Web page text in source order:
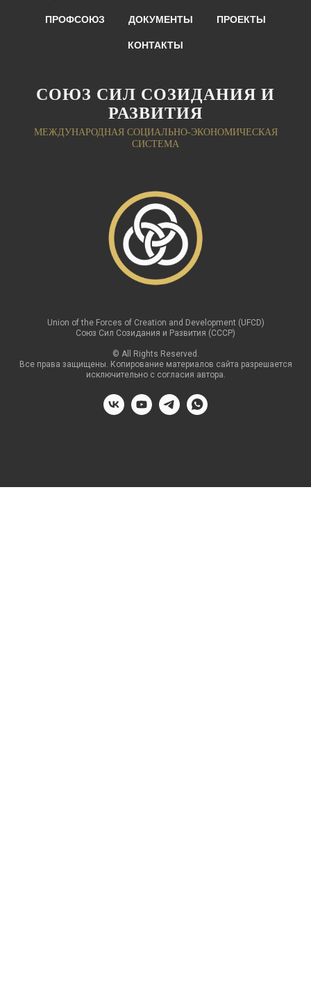
ПРОФСОЮЗ ДОКУМЕНТЫ ПРОЕКТЫ
КОНТАКТЫ
СОЮЗ СИЛ СОЗИДАНИЯ И
РАЗВИТИЯ
МЕЖДУНАРОДНАЯ СОЦИАЛЬНО-ЭКОНОМИЧЕСКАЯ
СИСТЕМА
Union of the Forces of Creation and Development (UFCD)
Союз Сил Созидания и Развития (СССР)
© All Rights Reserved.
Все права защищены. Копирование материалов сайта разрешается
исключительно с согласия автора.